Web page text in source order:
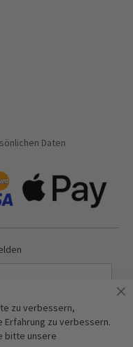
Daten
zu verbessern,
Erfahrung zu verbessern.
bitte unsere